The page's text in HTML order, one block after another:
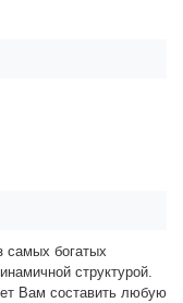
самых богатых
структурой.
Вам составить любую